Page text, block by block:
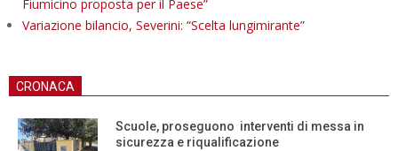
Fiumicino proposta per il Paese”
Variazione bilancio, Severini: “Scelta lungimirante”
CRONACA
Scuole, proseguono interventi di messa in
sicurezza e riqualificazione